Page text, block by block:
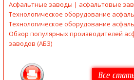
Асфальтные заводы | асфальтовые
Технологическое оборудование
Технологическое оборудование
Обзор популярных производителей
заводов (АБЗ)
Все